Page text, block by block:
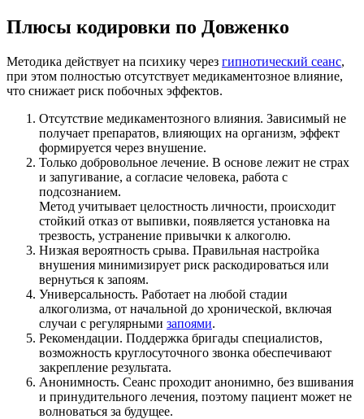
Плюсы кодировки по Довженко
Методика действует на психику через гипнотический сеанс,
при этом полностью отсутствует медикаментозное влияние,
что снижает риск побочных эффектов.
Отсутствие медикаментозного влияния. Зависимый не
получает препаратов, влияющих на организм, эффект
формируется через внушение.
Только добровольное лечение. В основе лежит не страх
и запугивание, а согласие человека, работа с
подсознанием.
Метод учитывает целостность личности, происходит
стойкий отказ от выпивки, появляется установка на
трезвость, устранение привычки к алкоголю.
Низкая вероятность срыва. Правильная настройка
внушения минимизирует риск раскодироваться или
вернуться к запоям.
Универсальность. Работает на любой стадии
алкоголизма, от начальной до хронической, включая
случаи с регулярными запоями.
Рекомендации. Поддержка бригады специалистов,
возможность круглосуточного звонка обеспечивают
закрепление результата.
Анонимность. Сеанс проходит анонимно, без вшивания
и принудительного лечения, поэтому пациент может не
волноваться за будущее.